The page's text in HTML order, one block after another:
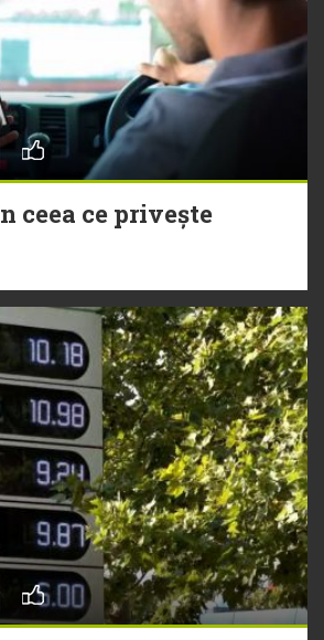
ceea ce privește